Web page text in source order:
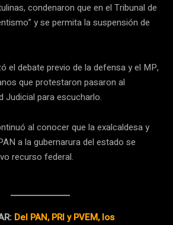
condenaron que en el Tribunal de
y se permita la suspensión de
el debate previo de la defensa y el MP,
que protestaron pasaron al
Judicial para escucharlo.
al conocer que la exalcaldesa y
a la gubernarura del estado se
recurso federal.
Del PAN, PRI y PVEM, los